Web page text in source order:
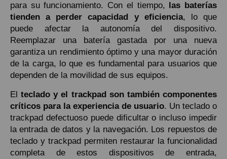
para su funcionamiento. Con el tiempo, las baterías
tienden a perder capacidad y eficiencia, lo que
puede afectar la autonomía del dispositivo.
Reemplazar una batería gastada por una nueva
garantiza un rendimiento óptimo y una mayor duración
de la carga, lo que es fundamental para usuarios que
dependen de la movilidad de sus equipos.
Elteclado y el trackpad son también componentes
críticos para la experiencia de usuario. Un teclado o
trackpad defectuoso puede dificultar o incluso impedir
la entrada de datos y la navegación. Los repuestos de
teclado y trackpad permiten restaurar la funcionalidad
completa de estos dispositivos de entrada,